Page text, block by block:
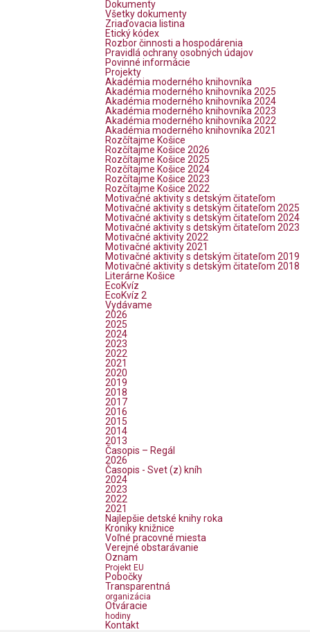
Dokumenty
Všetky dokumenty
Zriaďovacia listina
Etický kódex
Rozbor činnosti a hospodárenia
Pravidlá ochrany osobných údajov
Povinné informácie
Projekty
Akadémia moderného knihovníka
Akadémia moderného knihovníka 2025
Akadémia moderného knihovníka 2024
Akadémia moderného knihovníka 2023
Akadémia moderného knihovníka 2022
Akadémia moderného knihovníka 2021
Rozčítajme Košice
Rozčítajme Košice 2026
Rozčítajme Košice 2025
Rozčítajme Košice 2024
Rozčítajme Košice 2023
Rozčítajme Košice 2022
Motivačné aktivity s detským čitateľom
Motivačné aktivity s detským čitateľom 2025
Motivačné aktivity s detským čitateľom 2024
Motivačné aktivity s detským čitateľom 2023
Motivačné aktivity 2022
Motivačné aktivity 2021
Motivačné aktivity s detským čitateľom 2019
Motivačné aktivity s detským čitateľom 2018
Literárne Košice
EcoKvíz
EcoKvíz 2
Vydávame
2026
2025
2024
2023
2022
2021
2020
2019
2018
2017
2016
2015
2014
2013
Časopis – Regál
2026
Časopis - Svet (z) kníh
2024
2023
2022
2021
Najlepšie detské knihy roka
Kroniky knižnice
Voľné pracovné miesta
Verejné obstarávanie
Oznam
Projekt EU
Pobočky
Transparentná
organizácia
Otváracie
hodiny
Kontakt